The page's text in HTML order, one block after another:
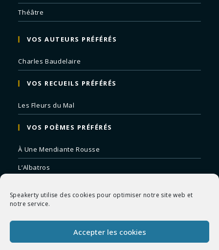
Speakerty utilise des cookies pour optimiser notre site web et
notre service.
Accepter les cookies
Théâtre
VOS AUTEURS PRÉFÉRÉS
Charles Baudelaire
VOS RECUEILS PRÉFÉRÉS
Les Fleurs du Mal
VOS POÈMES PRÉFÉRÉS
À Une Mendiante Rousse
L’Albatros
Remords Posthume
La Mort des Artistes